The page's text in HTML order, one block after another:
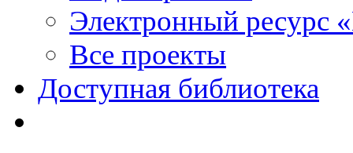
Электронный ресурс
Все проекты
Доступная библиотека